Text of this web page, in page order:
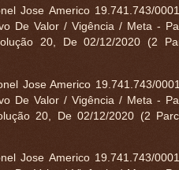
Jose Americo 19.741.743/
De Valor / Vigência / Meta -
20, De 02/12/2020 (2
Jose Americo 19.741.743/
De Valor / Vigência / Meta -
20, De 02/12/2020 (2
Jose Americo 19.741.743/